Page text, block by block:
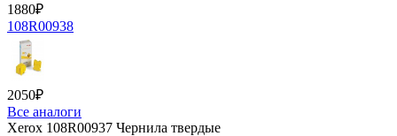
1880₽
108R00938
2050₽
Все аналоги
Xerox 108R00937 Чернила твердые